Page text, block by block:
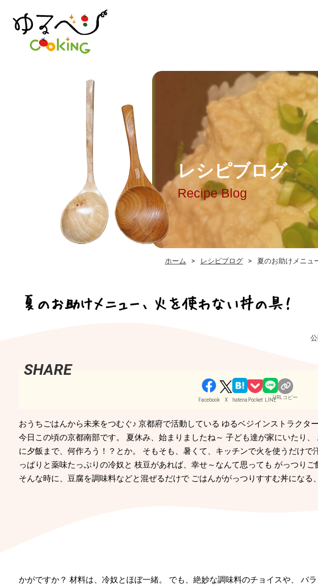
レシピブログ
Recipe Blog
ホーム レシピブログ 夏のお助けメニュ
夏のお助けメニュー、火を使わない丼の具！
Facebook X hatena Pocket LINEURLコピー
おうちごはんから未来をつむぐ♪ 京都府で活動している ゆるベジインストラクタ
今日この頃の京都南部です。 夏休み、始まりましたね～ 子ども達が家にいたり
に夕飯まで、何作ろう！？とか。 そもそも、暑くて、キッチンで火を使うだけで
っぱりと薬味たっぷりの冷奴と 枝豆があれば、幸せ～なんて思っても がっつり
そんな時に、豆腐を調味料などと混ぜるだけで ごはんががっつりすすむ丼になる、
かがですか？ 材料は、冷奴とほぼ一緒。 でも、絶妙な調味料のチョイスや、 バ